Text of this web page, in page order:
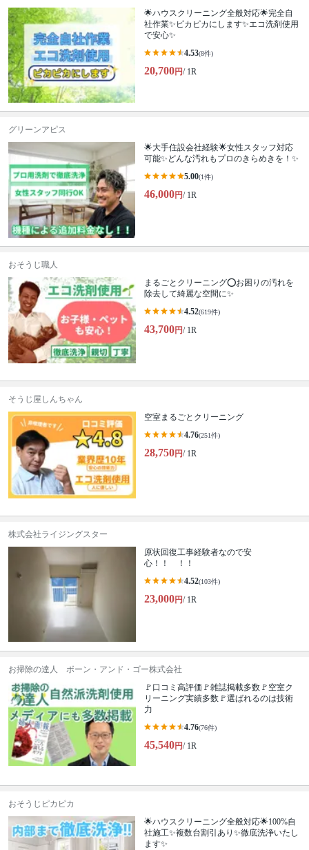
🌟ハウスクリーニング全般対応🌟完全自
社作業✨️ピカピカにします✨️エコ洗剤使用
で安心✨
4.53(8件)
20,700円/ 1R
グリーンアピス
🌟大手住設会社経験🌟女性スタッフ対応
可能✨どんな汚れもプロのきらめきを！✨
5.00(1件)
46,000円/ 1R
おそうじ職人
まるごとクリーニング⭕️お困りの汚れを
除去して綺麗な空間に✨
4.52(619件)
43,700円/ 1R
そうじ屋しんちゃん
空室まるごとクリーニング
4.76(251件)
28,750円/ 1R
株式会社ライジングスター
原状回復工事経験者なので安
心！！ ！！
4.52(103件)
23,000円/ 1R
お掃除の達人 ボーン・アンド・ゴー株式会社
🚩口コミ高評価🚩雑誌掲載多数🚩空室ク
リーニング実績多数🚩選ばれるのは技術
力
4.76(76件)
45,540円/ 1R
おそうじピカピカ
🌟ハウスクリーニング全般対応🌟100%自
社施工✨複数台割引あり✨徹底洗浄いたし
ます✨